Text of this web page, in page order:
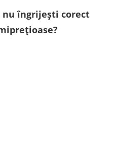
nu îngrijești corect